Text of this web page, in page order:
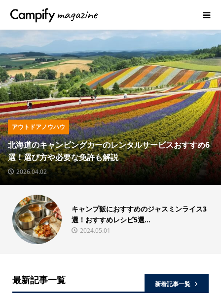
アウトドアノウハウ
ハイエースキャンピングカー徹底解説！種類や価格・購
費用から内装例&おす...
2026.03.13
キャンプギア専門のフリマアプリ
「VINOVER(ヴィノバー)」とは？
2023.02.21
最新記事一覧 新着記事一覧